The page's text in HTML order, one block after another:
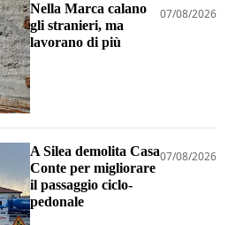
Nella Marca calano
gli stranieri, ma
lavorano di più
07/08/2026
A Silea demolita Casa
Conte per migliorare
il passaggio ciclo-
pedonale
07/08/2026